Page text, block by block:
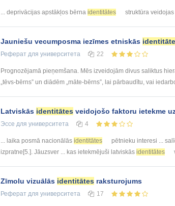
... deprivācijas apstākļos bērna identitātes struktūra veidojas
Jauniešu vecumposma iezīmes etniskās
Реферат для университета 22
Prognozējamā pieņemšana. Mēs izveidojām divus saliktus
„tēvs-bērns” un diādēm „māte-bērns”, lai pārbaudītu, vai
Latviskās identitātes veidojošo faktoru ietekme
Эссе для университета 4
... laika posmā nacionālās identitātes pētnieku interesi ...
izpratne[5.]. Jāuzsver ... kas ietekmējuši latviskās identitātes
Zīmolu vizuālās identitātes raksturojums
Реферат для университета 17